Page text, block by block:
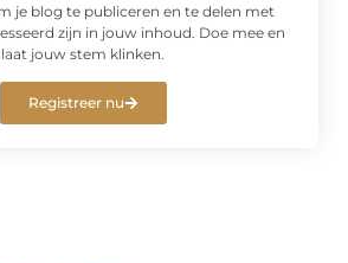
je blog te publiceren en te delen met
zijn in jouw inhoud. Doe mee en
laat jouw stem klinken.
Registreer nu